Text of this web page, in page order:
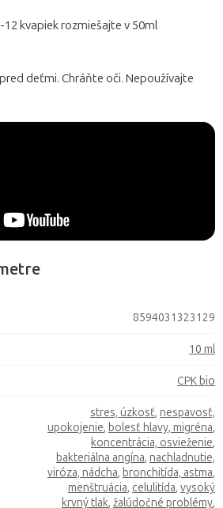
12 kvapiek rozmiešajte v 50ml
deťmi. Chráňte oči. Nepoužívajte
8594031323129
10 ml
CPK bio
stres, úzkosť, nespavosť,
upokojenie, bolesť hlavy, migréna,
koncentrácia, osvieženie,
bakteriálna angína, nachladnutie,
viróza, nádcha, bronchitída, astma,
menštruácia, celulitída, vysoký
krvný tlak, žalúdočné problémy,